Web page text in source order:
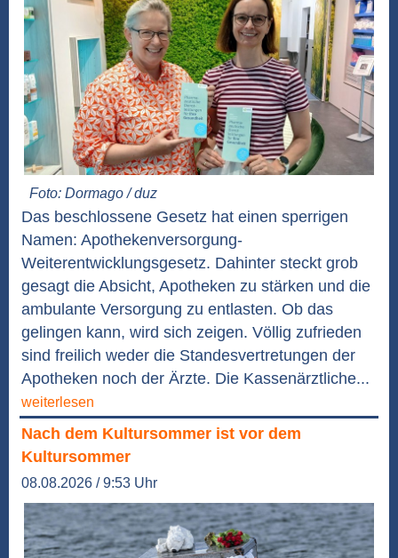
Foto: Dormago / duz
Das beschlossene Gesetz hat einen sperrigen
Namen: Apothekenversorgung-
Weiterentwicklungsgesetz. Dahinter steckt grob
gesagt die Absicht, Apotheken zu stärken und die
ambulante Versorgung zu entlasten. Ob das
gelingen kann, wird sich zeigen. Völlig zufrieden
sind freilich weder die Standesvertretungen der
Apotheken noch der Ärzte. Die Kassenärztliche...
weiterlesen
Nach dem Kultursommer ist vor dem
Kultursommer
08.08.2026 / 9:53 Uhr